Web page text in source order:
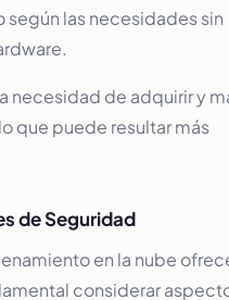
las necesidades sin
necesidad de adquirir y
que puede resultar más
de Seguridad
en la nube
considerar